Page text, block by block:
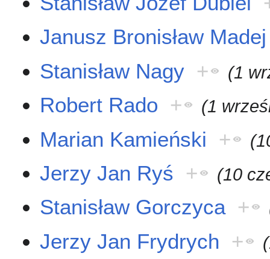
Janusz Bronisław Madej
Stanisław Nagy + (1
Robert Rado + (1
Marian Kamieński +
Jerzy Jan Ryś + (10
Stanisław Gorczyca +
Jerzy Jan Frydrych +